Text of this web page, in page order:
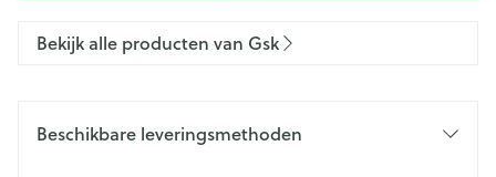
Bekijk alle producten van Gsk
Beschikbare leveringsmethoden